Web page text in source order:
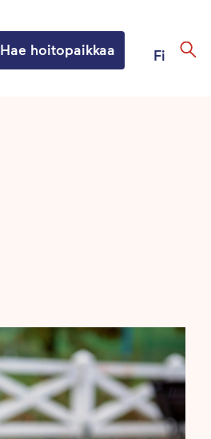
Hae hoitopaikkaa Fi